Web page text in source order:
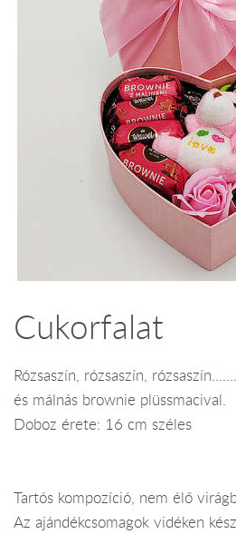
Cukorfalat
Rózsaszín, rózsaszín,
és málnás brownie plüssmacival.
Doboz érete: 16 cm széles
Tartós kompozíció, nem élő
Az ajándékcsomagok vidéken